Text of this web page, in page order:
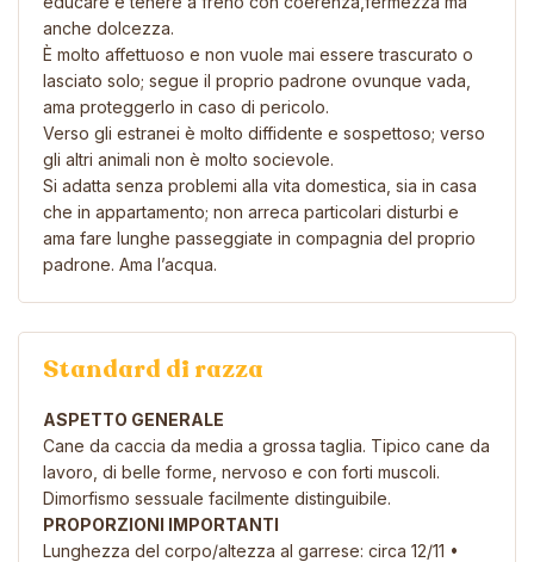
anche dolcezza.
È molto affettuoso e non vuole mai essere trascurato o
lasciato solo; segue il proprio padrone ovunque vada,
ama proteggerlo in caso di pericolo.
Verso gli estranei è molto diffidente e sospettoso; verso
gli altri animali non è molto socievole.
Si adatta senza problemi alla vita domestica, sia in casa
che in appartamento; non arreca particolari disturbi e
ama fare lunghe passeggiate in compagnia del proprio
padrone. Ama l’acqua.
Standard di razza
ASPETTO GENERALE
Cane da caccia da media a grossa taglia. Tipico cane da
lavoro, di belle forme, nervoso e con forti muscoli.
Dimorfismo sessuale facilmente distinguibile.
PROPORZIONI IMPORTANTI
Lunghezza del corpo/altezza al garrese: circa 12/11 •